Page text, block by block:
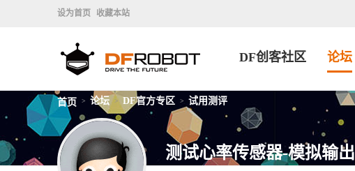
设为首页 收藏本站
DF创客社区 论坛
首页 > 论坛 > DF官方专区 > 试用测评
测试心率传感器-模拟输出